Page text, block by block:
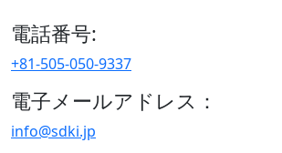
電話番号:
+81-505-050-9337
電子メールアドレス：
info@sdki.jp